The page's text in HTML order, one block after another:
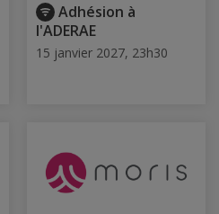
Adhésion à
l'ADERAE
15 janvier 2027, 23h30